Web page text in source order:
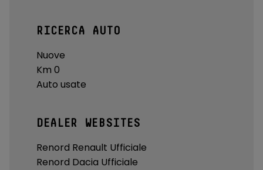
RICERCA AUTO
Nuove
Km 0
Auto usate
DEALER WEBSITES
Renord Renault Ufficiale
Renord Dacia Ufficiale